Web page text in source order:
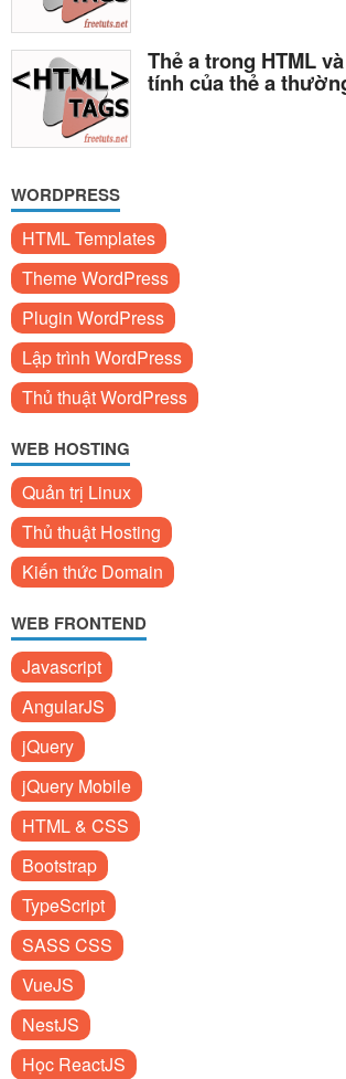
Thẻ a trong HTML
tính của thẻ a
WORDPRESS
HTML Templates
Theme WordPress
Plugin WordPress
Lập trình WordPress
Thủ thuật WordPress
WEB HOSTING
Quản trị Linux
Thủ thuật Hosting
Kiến thức Domain
WEB FRONTEND
Javascript
AngularJS
jQuery
jQuery Mobile
HTML & CSS
Bootstrap
TypeScript
SASS CSS
VueJS
NestJS
Học ReactJS